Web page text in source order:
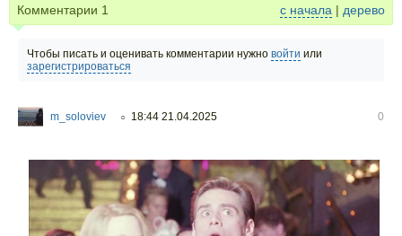
Комментарии 1 с начала | дерево
Чтобы писать и оценивать комментарии нужно войти или
зарегистрироваться
m_soloviev ○ 18:44 21.04.2025 0